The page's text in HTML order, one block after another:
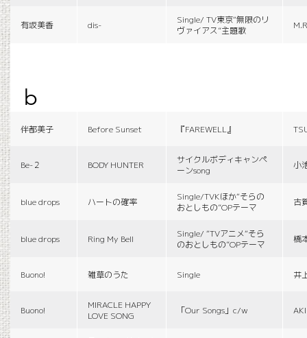
有坂美香 dis-
Single/ TV東京“無限のリ
ヴァイアス”主題歌
b
伴都美子 Before Sunset 『FAREWELL』
Be-２ BODY HUNTER
サイクルボディキャンペ
ーンsong
小
blue drops ハートの確率
Single/TVKほか“そらの
おとしもの”OPテーマ
古
blue drops Ring My Bell
Single/ “TVアニメ“そら
のおとしもの”OPテーマ
橋
Buono! 雑草のうた Single 井
Buono!
MIRACLE HAPPY
LOVE SONG
「Our Songs」c/w